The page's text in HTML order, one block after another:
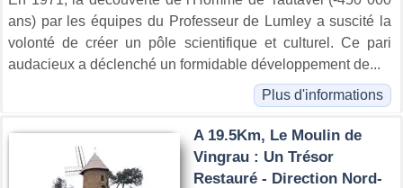
ans) par les équipes du Professeur de Lumley a suscité la
volonté de créer un pôle scientifique et culturel. Ce pari
audacieux a déclenché un formidable développement de...
Plus d'informations
A 19.5Km, Le Moulin de
Vingrau : Un Trésor
Restauré - Direction Nord-